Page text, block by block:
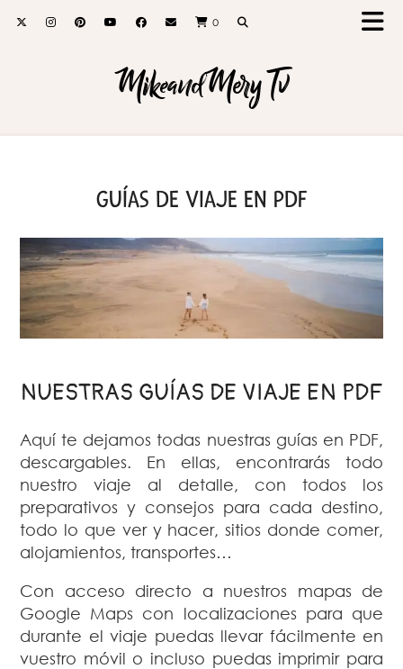
0
MikeandMery Tv
GUÍAS DE VIAJE EN PDF
NUESTRAS GUÍAS DE VIAJE EN PDF
Aquí te dejamos todas nuestras guías en PDF,
descargables. En ellas, encontrarás todo
nuestro viaje al detalle, con todos los
preparativos y consejos para cada destino,
todo lo que ver y hacer, sitios donde comer,
alojamientos, transportes…
Con acceso directo a nuestros mapas de
Google Maps con localizaciones para que
durante el viaje puedas llevar fácilmente en
vuestro móvil o incluso puedas imprimir para